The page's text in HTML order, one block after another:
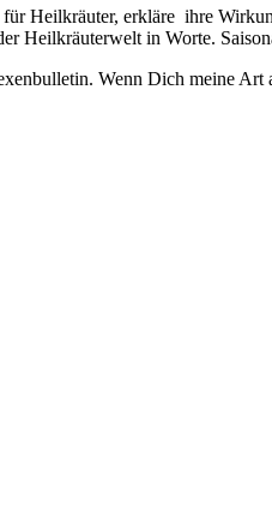
Heilkräuter, erkläre ihre
Heilkräuterwelt in Worte.
Wenn Dich meine